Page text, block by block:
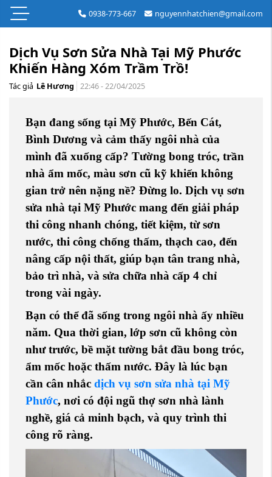
0938-773-667 nguyennhatchien@gmail.com
Dịch Vụ Sơn Sửa Nhà Tại Mỹ Phước
Khiến Hàng Xóm Trầm Trồ!
Tác giả Lê Hương 22:46 - 22/04/2025
Bạn đang sống tại Mỹ Phước, Bến Cát,
Bình Dương và cảm thấy ngôi nhà của
mình đã xuống cấp? Tường bong tróc, trần
nhà ẩm mốc, màu sơn cũ kỹ khiến không
gian trở nên nặng nề? Đừng lo. Dịch vụ sơn
sửa nhà tại Mỹ Phước mang đến giải pháp
thi công nhanh chóng, tiết kiệm, từ sơn
nước, thi công chống thấm, thạch cao, đến
nâng cấp nội thất, giúp bạn tân trang nhà,
bảo trì nhà, và sửa chữa nhà cấp 4 chỉ
trong vài ngày.
Bạn có thể đã sống trong ngôi nhà ấy nhiều
năm. Qua thời gian, lớp sơn cũ không còn
như trước, bề mặt tường bắt đầu bong tróc,
ẩm mốc hoặc thấm nước. Đây là lúc bạn
cần cân nhắc dịch vụ sơn sửa nhà tại Mỹ
Phước, nơi có đội ngũ thợ sơn nhà lành
nghề, giá cả minh bạch, và quy trình thi
công rõ ràng.